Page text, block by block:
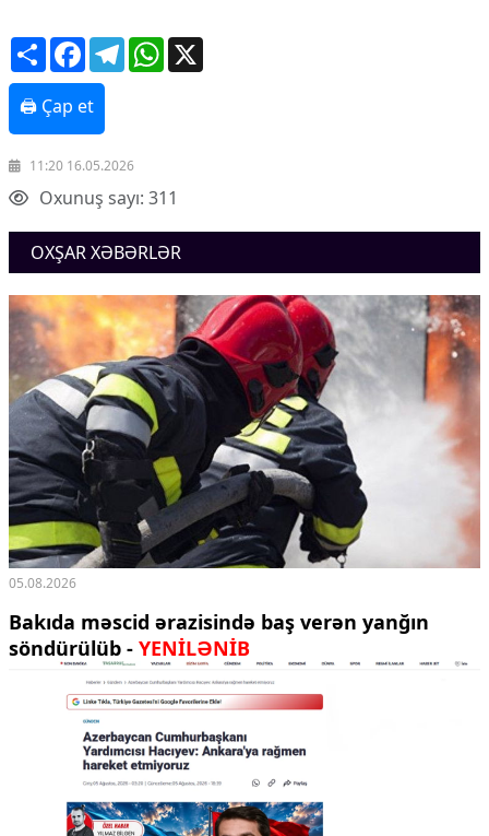
ShareFacebookTelegramWhatsApp
🖨 Çap et
11:20 16.05.2026
Oxunuş sayı: 311
OXŞAR XƏBƏRLƏR
05.08.2026
Bakıda məscid ərazisində baş verən yanğın
söndürülüb - YENİLƏNİB